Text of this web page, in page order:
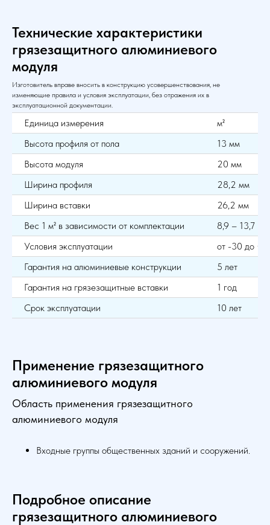
Технические характеристики
грязезащитного алюминиевого
модуля
Изготовитель вправе вносить в конструкцию усовершенствования, не
изменяющие правила и условия эксплуатации, без отражения их в
эксплуатационной документации.
Единица измерения
м²
Высота профиля от пола
13 мм
Высота модуля
20 мм
Ширина профиля
28,2 мм
Ширина вставки
26,2 мм
Вес 1 м² в зависимости от комплектации
8,9 – 13,7 кг
Условия эксплуатации
от -30 до
Гарантия на алюминиевые конструкции
5 лет
Гарантия на грязезащитные вставки
1 год
Срок эксплуатации
10 лет
Применение грязезащитного
алюминиевого модуля
Область применения грязезащитного
алюминиевого модуля
Входные группы общественных зданий и сооружений.
Подробное описание
грязезащитного алюминиевого